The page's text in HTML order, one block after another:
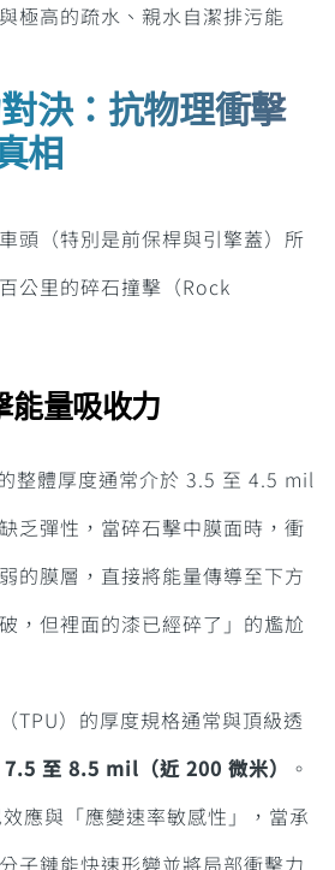
極高的疏水、親水自潔排污能
決：抗物理衝擊
相
頭（特別是前保桿與引擎蓋）所
公里的碎石撞擊（Rock
能量吸收力
整體厚度通常介於 3.5 至 4.5 mil
乏彈性，當碎石擊中膜面時，衝
的膜層，直接將能量傳導至下方
，但裡面的漆已經碎了」的尷尬
TPU）的厚度規格通常與頂級透
7.5 至 8.5 mil（近 200 微米）
。
應與「應變速率敏感性」，當承